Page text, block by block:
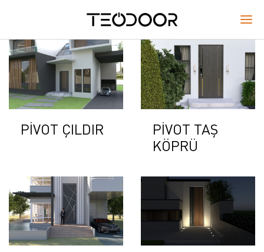
PİVOT ÇILDIR
PİVOT TAŞ
KÖPRÜ